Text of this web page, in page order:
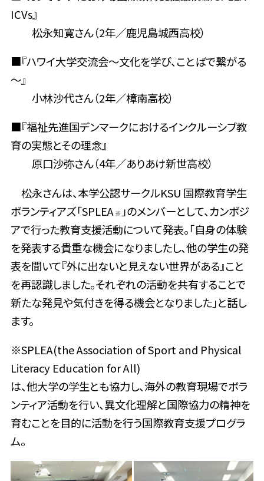
ICVs』
松永知寛さん（2年／鹿児島城西高校）
■『ハワイ大学交流会～文化を学び、ことばで繋がる
～』
小林沙代さん（2年／樟南高校）
■『福祉先進国デンマークにおけるインクルーシブ教
育の実態とその理念』
原口沙弥さん（4年／ありあけ新世高校）
松永さんは、本学公認サークルKSU 国際教育学生
ボランティアズ「SPLEA ※ 」のメンバーとして、カンボジ
アで行った教育支援活動について発表。「自身の体験
を発表する貴重な機会になりましたし、他の学生の発
表を聞いて『外に出ないと見えない世界がある』こと
を再認識しました。それぞれの活動を共有することで
新たな発見や気付きを得る機会となりました」と話し
ます。
※SPLEA(the Association of Sport and Physical
Literacy Education for All)
は、他大学の学生とも協力し、海外の教育現場でボラ
ンティア活動を行い、異文化理解と国際協力の精神を
育むことを目的に活動を行う国際教育支援プログラ
ム。